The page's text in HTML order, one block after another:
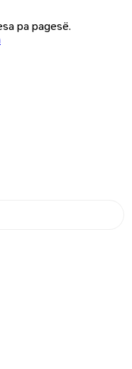
pa pagesë.